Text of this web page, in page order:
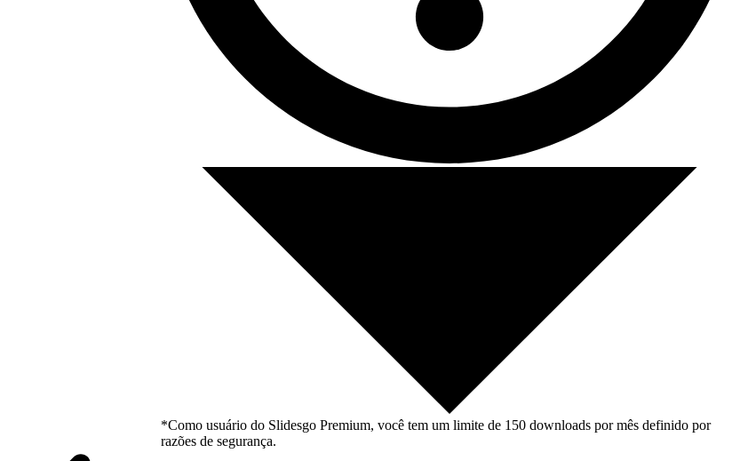
*Como usuário do Slidesgo Premium, você tem um limite de 150 downloads por mês definido por
razões de segurança.